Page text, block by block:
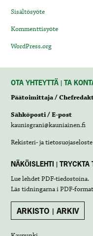
Sisältösyöte
Kommenttisyöte
WordPress.org
OTA YHTEYTTÄ | TA
Päätoimittaja /
Sähköposti / E-post
kaunisgrani@kauniainen.fi
Rekisteri- ja
NÄKÖISLEHTI | TRYCKTA
Lue lehdetPDF-tiedostoina.
Läs tidningarna iPDF-format
ARKISTO | ARKIV